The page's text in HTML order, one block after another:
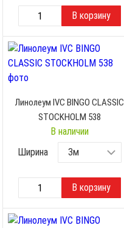
Линолеум IVC BINGO CLASSIC
STOCKHOLM 538
В наличии
Ширина